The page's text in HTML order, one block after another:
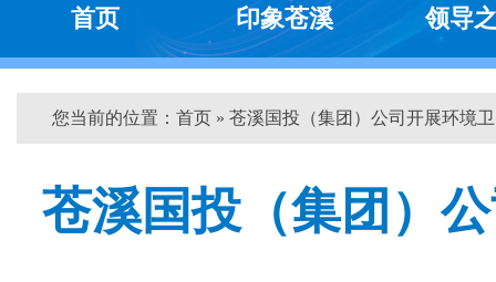
首页 印象苍溪 领导
您当前的位置： 首页 » 苍溪国投（集团）公司开展环境
苍溪国投（集团）